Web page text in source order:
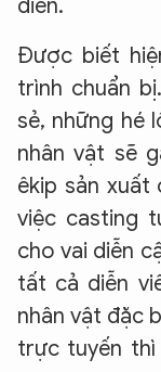
diễn.
Được biết
trình chuẩn
sẻ, những hé
nhân vật sẽ
êkip sản xuất
việc casting
cho vai diễn
tất cả diễn
nhân vật đặc
trực tuyến